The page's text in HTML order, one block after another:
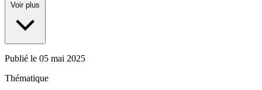
Voir plus
Publié le 05 mai 2025
Thématique